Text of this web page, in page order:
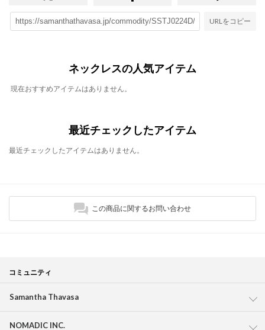
URLをコピー
ネックレスの人気アイテム
現在おすすめアイテムはありません。
最近チェックしたアイテム
最近チェックしたアイテムはありません。
この商品に関するお問い合わせ
コミュニティ
Samantha Thavasa
NOMADIC INC.